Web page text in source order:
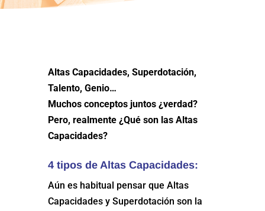
Altas Capacidades, Superdotación,
Talento, Genio…
Muchos conceptos juntos ¿verdad?
Pero, realmente ¿Qué son las Altas
Capacidades?
4 tipos de Altas Capacidades:
Aún es habitual pensar que Altas
Capacidades y Superdotación son la